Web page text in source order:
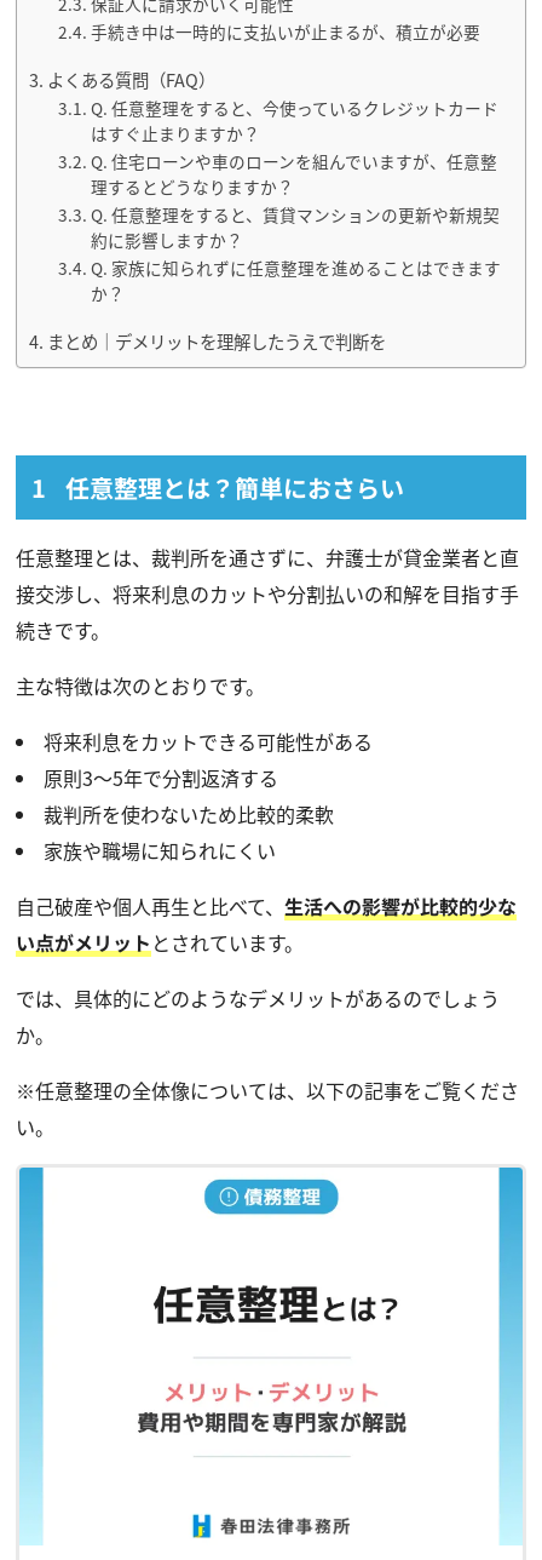
手続き中は一時的に支払いが止まるが、積立が必要
よくある質問（FAQ）
Q. 任意整理をすると、今使っているクレジットカード
はすぐ止まりますか？
Q. 住宅ローンや車のローンを組んでいますが、任意整
理するとどうなりますか？
Q. 任意整理をすると、賃貸マンションの更新や新規契
約に影響しますか？
Q. 家族に知られずに任意整理を進めることはできます
か？
まとめ｜デメリットを理解したうえで判断を
任意整理とは？簡単におさらい
任意整理とは、裁判所を通さずに、弁護士が貸金業者と直
接交渉し、将来利息のカットや分割払いの和解を目指す手
続きです。
主な特徴は次のとおりです。
将来利息をカットできる可能性がある
原則3〜5年で分割返済する
裁判所を使わないため比較的柔軟
家族や職場に知られにくい
自己破産や個人再生と比べて、 生活への影響が比較的少な
い点がメリット とされています。
では、具体的にどのようなデメリットがあるのでしょう
か。
※任意整理の全体像については、以下の記事をご覧くださ
い。